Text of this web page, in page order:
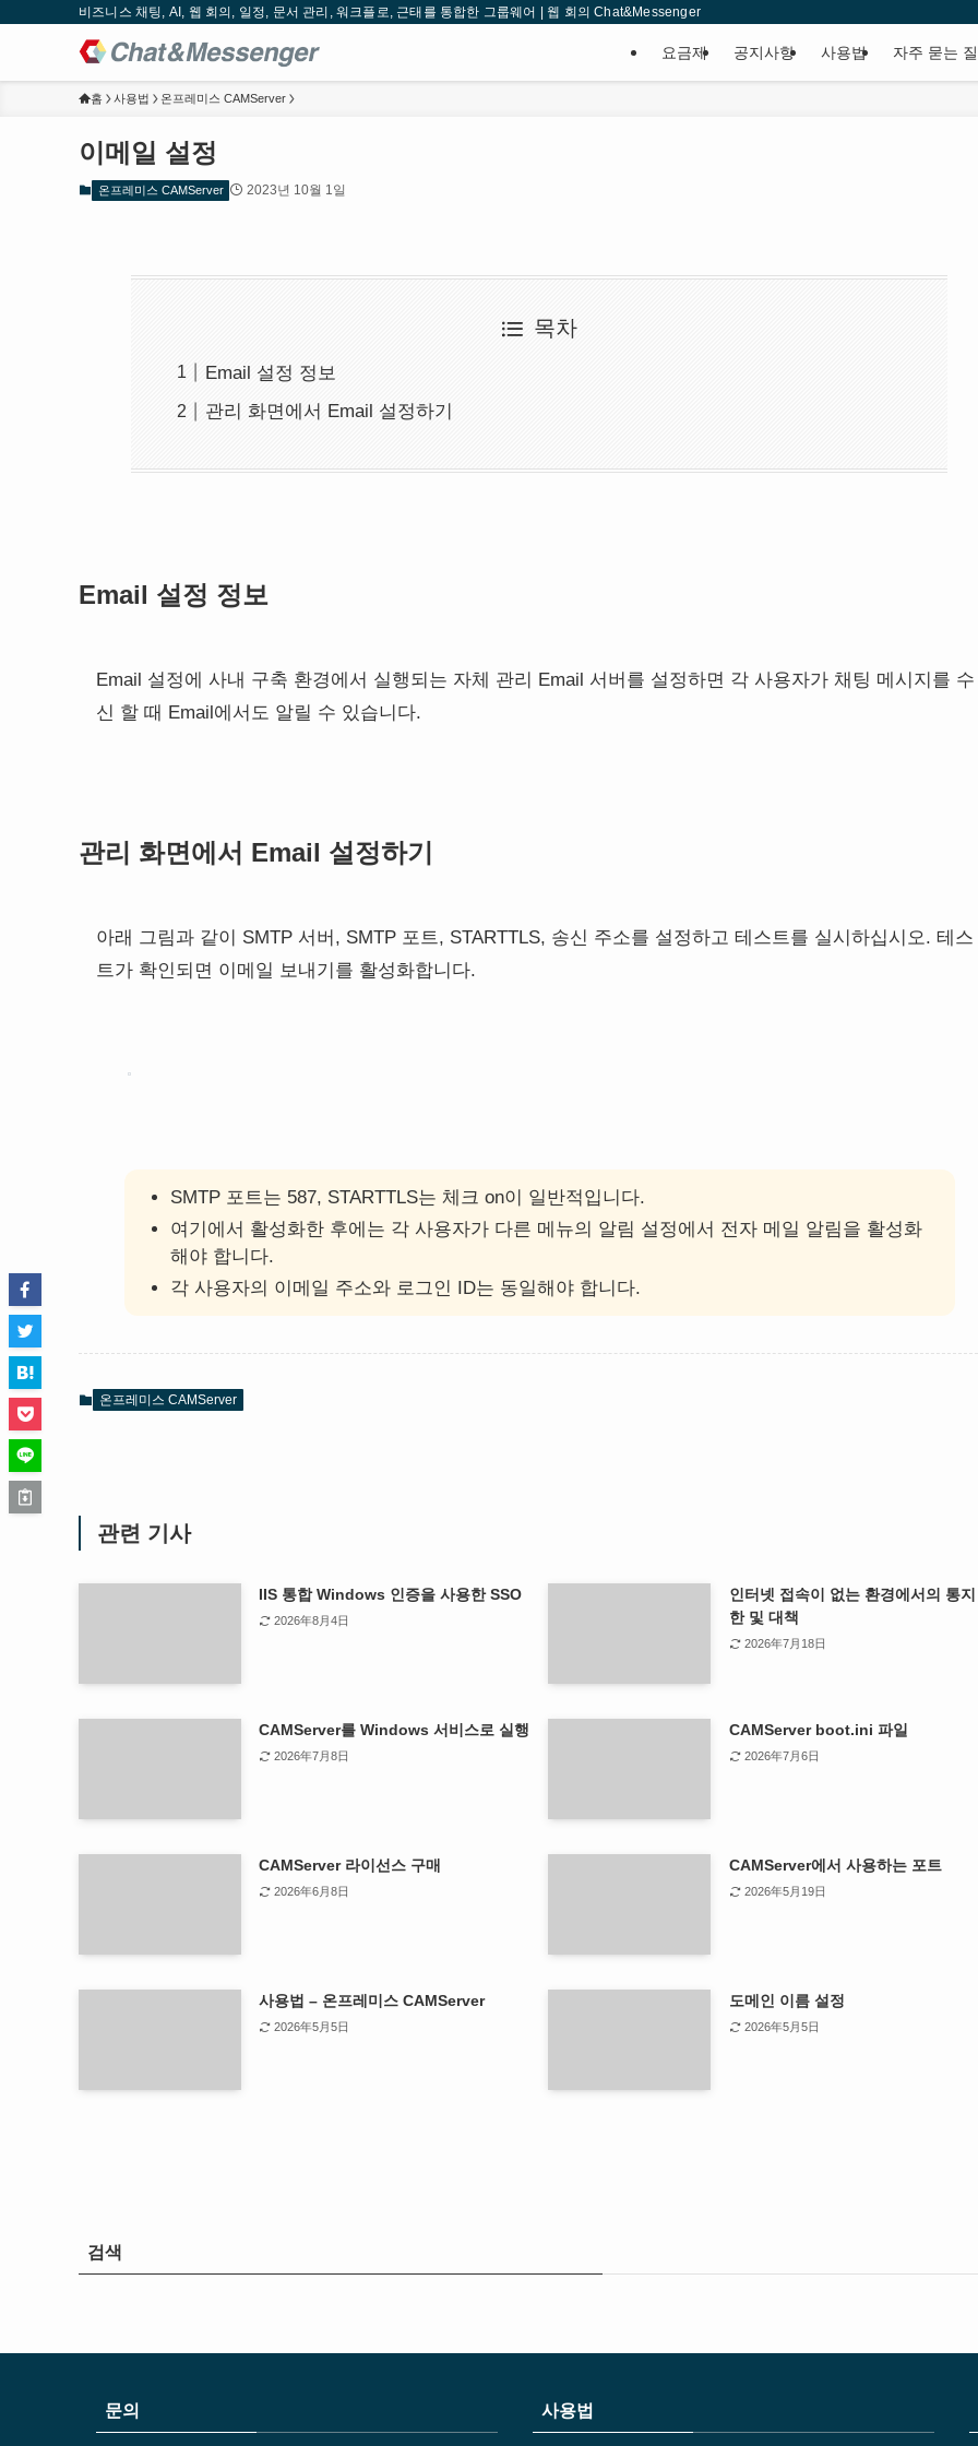
비즈니스 채팅, AI, 웹 회의, 일정, 문서 관리, 워크플로, 근태를 통합한 그룹웨어 | 웹 회의 Chat&Messenger
요금제 공지사항 사용법 자주 묻는
홈 사용법 온프레미스 CAMServer
이메일 설정
온프레미스 CAMServer 2023년 10월 1일
목차
Email 설정 정보
관리 화면에서 Email 설정하기
Email 설정 정보
Email 설정에 사내 구축 환경에서 실행되는 자체 관리 Email 서버를 설정하면 각 사용자가 채팅 메시지를 수
신 할 때 Email에서도 알릴 수 있습니다.
관리 화면에서 Email 설정하기
아래 그림과 같이 SMTP 서버, SMTP 포트, STARTTLS, 송신 주소를 설정하고 테스트를 실시하십시오. 테스
트가 확인되면 이메일 보내기를 활성화합니다.
SMTP 포트는 587, STARTTLS는 체크 on이 일반적입니다.
여기에서 활성화한 후에는 각 사용자가 다른 메뉴의 알림 설정에서 전자 메일 알림을 활성화
해야 합니다.
각 사용자의 이메일 주소와 로그인 ID는 동일해야 합니다.
온프레미스 CAMServer
관련 기사
IIS 통합 Windows 인증을 사용한 SSO
2026年8月4日
인터넷 접속이 없는 환경에서의 통
한 및 대책
2026年7月18日
CAMServer를 Windows 서비스로 실행
2026年7月8日
CAMServer boot.ini 파일
2026年7月6日
CAMServer 라이선스 구매
2026年6月8日
CAMServer에서 사용하는 포트
2026年5月19日
사용법 – 온프레미스 CAMServer
2026年5月5日
도메인 이름 설정
2026年5月5日
검색
문의 사용법